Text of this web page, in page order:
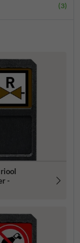
(3)
-